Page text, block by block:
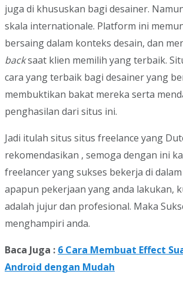
juga di khususkan bagi desainer.
skala internationale. Platform ini
bersaing dalam konteks desain, dan
backsaat klien memilih yang terbaik.
cara yang terbaik bagi desainer yang
membuktikan bakat mereka serta
penghasilan dari situs ini.
Jadi itulah situs situs freelance yang
rekomendasikan , semoga dengan ini
freelancer yang sukses bekerja di
apapun pekerjaan yang anda lakukan,
adalah jujur dan profesional. Maka
menghampiri anda.
Baca Juga : 6 Cara Membuat Effect
Android dengan Mudah